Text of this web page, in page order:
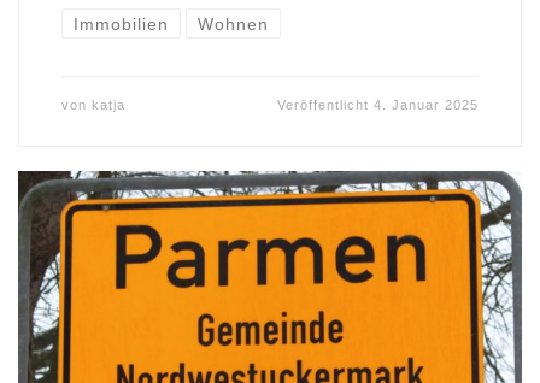
Immobilien Wohnen
von katja Veröffentlicht4. Januar 2025